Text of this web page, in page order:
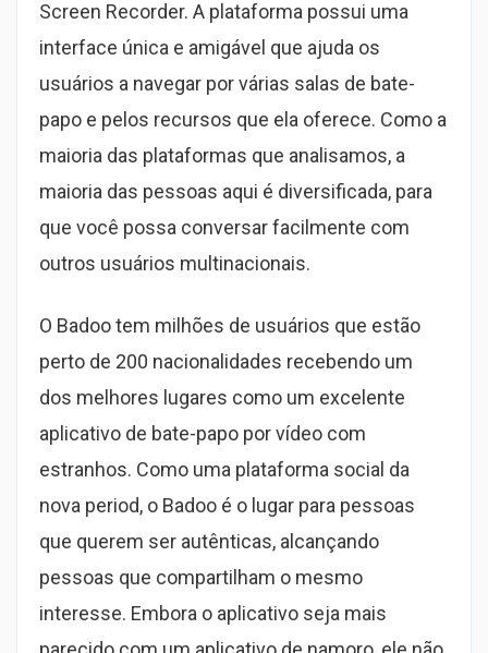
Screen Recorder. A plataforma possui uma
interface única e amigável que ajuda os
usuários a navegar por várias salas de bate-
papo e pelos recursos que ela oferece. Como a
maioria das plataformas que analisamos, a
maioria das pessoas aqui é diversificada, para
que você possa conversar facilmente com
outros usuários multinacionais.
O Badoo tem milhões de usuários que estão
perto de 200 nacionalidades recebendo um
dos melhores lugares como um excelente
aplicativo de bate-papo por vídeo com
estranhos. Como uma plataforma social da
nova period, o Badoo é o lugar para pessoas
que querem ser autênticas, alcançando
pessoas que compartilham o mesmo
interesse. Embora o aplicativo seja mais